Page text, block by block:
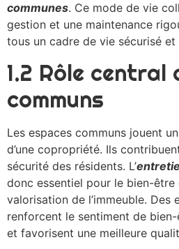
communes. Ce mode de vie
gestion et une maintenance
tous un cadre de vie sécurisé et
1.2 Rôle central
communs
Les espaces communs jouent
d’une copropriété. Ils
sécurité des résidents. L’
donc essentiel pour le bien-être
valorisation de l’immeuble. Des
renforcent le sentiment de
et favorisent une meilleure